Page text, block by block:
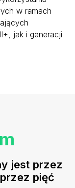
w ramach
jak i generacji
jest przez
pięć